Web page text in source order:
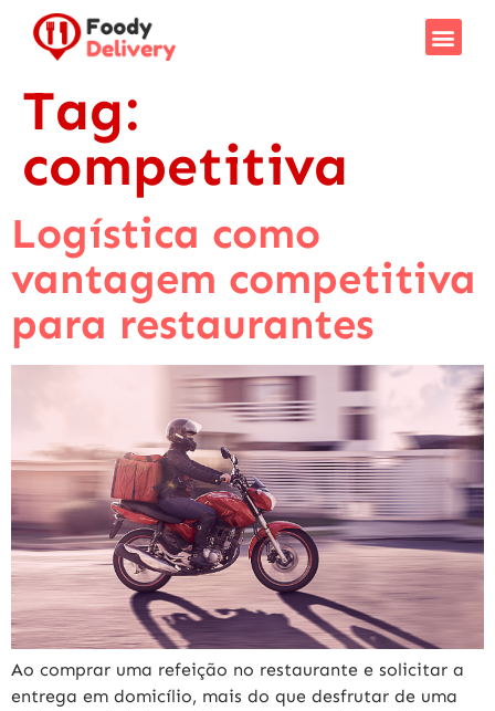
Tag:
competitiva
Logística como
vantagem competitiva
para restaurantes
Ao comprar uma refeição no restaurante e solicitar a
entrega em domicílio, mais do que desfrutar de uma